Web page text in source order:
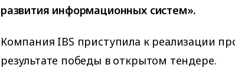
развития информационных систем».
Компания IBS приступила к реализации
результате победы в открытом тендере.